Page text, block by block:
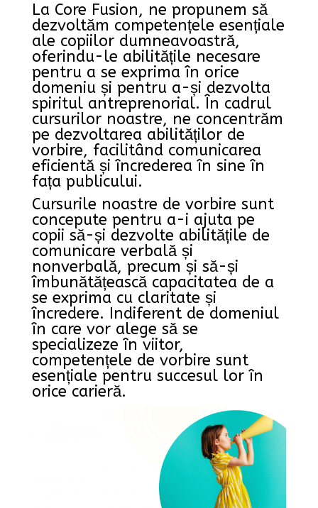
La Core Fusion, ne propunem să
dezvoltăm competențele esențiale
ale copiilor dumneavoastră,
oferindu-le abilitățile necesare
pentru a se exprima în orice
domeniu și pentru a-și dezvolta
spiritul antreprenorial. În cadrul
cursurilor noastre, ne concentrăm
pe dezvoltarea abilităților de
vorbire, facilitând comunicarea
eficientă și încrederea în sine în
fața publicului.
Cursurile noastre de vorbire sunt
concepute pentru a-i ajuta pe
copii să-și dezvolte abilitățile de
comunicare verbală și
nonverbală, precum și să-și
îmbunătățească capacitatea de a
se exprima cu claritate și
încredere. Indiferent de domeniul
în care vor alege să se
specializeze în viitor,
competențele de vorbire sunt
esențiale pentru succesul lor în
orice carieră.